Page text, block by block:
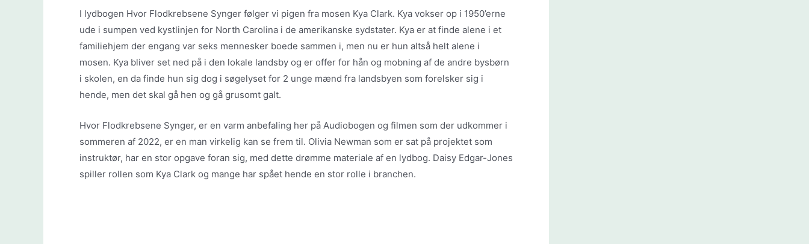
I lydbogen Hvor Flodkrebsene Synger følger vi pigen fra mosen Kya Clark. Kya vokser op i 1950’erne
ude i sumpen ved kystlinjen for North Carolina i de amerikanske sydstater. Kya er at finde alene i et
familiehjem der engang var seks mennesker boede sammen i, men nu er hun altså helt alene i
mosen. Kya bliver set ned på i den lokale landsby og er offer for hån og mobning af de andre bysbørn
i skolen, en da finde hun sig dog i søgelyset for 2 unge mænd fra landsbyen som forelsker sig i
hende, men det skal gå hen og gå grusomt galt.
Hvor Flodkrebsene Synger, er en varm anbefaling her på Audiobogen og filmen som der udkommer i
sommeren af 2022, er en man virkelig kan se frem til. Olivia Newman som er sat på projektet som
instruktør, har en stor opgave foran sig, med dette drømme materiale af en lydbog. Daisy Edgar-Jones
spiller rollen som Kya Clark og mange har spået hende en stor rolle i branchen.